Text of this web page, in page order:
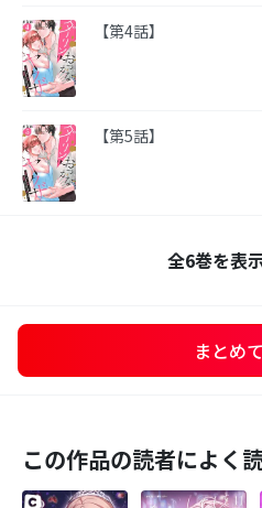
【第4話】
【第5話】
全6巻を表
まとめ
この作品の読者によく